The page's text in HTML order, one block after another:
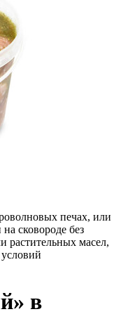
печах, или
сковороде без
растительных масел,
в